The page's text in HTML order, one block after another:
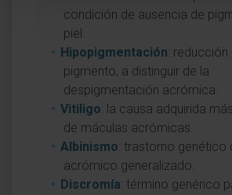
condición de ausencia de
piel.
Hipopigmentación: reducción
pigmento, a distinguir de la
despigmentación acrómica.
Vitiligo: la causa adquirida
de máculas acrómicas.
Albinismo: trastorno genético
acrómico generalizado.
Discromía: término genérico